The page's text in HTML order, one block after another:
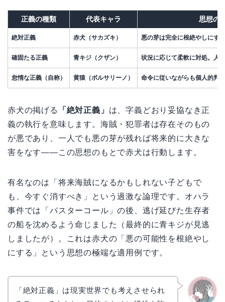
正義の種類 代表キャラ 思想の
絶対正義 赤犬（サカズキ） 悪の芽は完全に根絶やしにす
確固たる正義 青キジ（クザン） 状況に応じて柔軟に対処。人
怠惰な正義（自称） 黄猿（ボルサリーノ） 命令に従いながらも個人的判
赤犬の掲げる 「絶対正義」 は、字義どおり妥協なき正
義の執行を意味します。海賊・犯罪者は存在そのもの
が悪であり、一人でも悪の芽が残れば将来的に大きな
害をなす――この思想のもとで赤犬は行動します。
有名なのは「将来海賊になるかもしれない子どもで
も、今すぐ消すべき」という過激な論理です。オハラ
事件では「バスターコール」の後、逃げ延びた生存者
の船を沈めるよう命じました（最終的に青キジが見逃
しましたが）。これは赤犬の「悪の可能性を根絶やし
にする」という思想の極端な適用例です。
「絶対正義」は現実世界でも考えさせられ